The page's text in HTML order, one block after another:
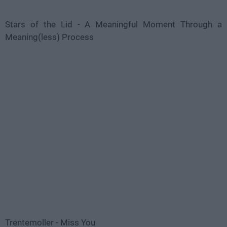
Stars of the Lid - A Meaningful Moment Through a
Meaning(less) Process
Trentemoller - Miss You